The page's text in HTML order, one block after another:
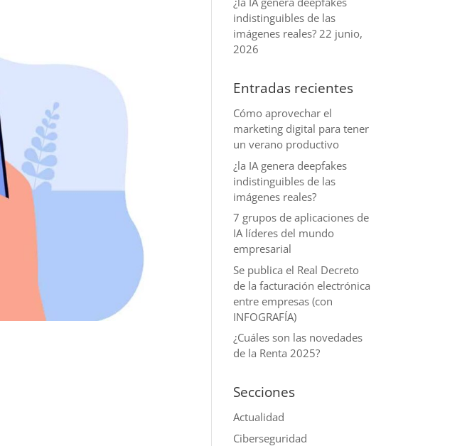
indistinguibles de las
imágenes reales? 22 junio,
2026
Entradas recientes
Cómo aprovechar el
marketing digital para tener
un verano productivo
¿la IA genera deepfakes
indistinguibles de las
imágenes reales?
7 grupos de aplicaciones de
IA líderes del mundo
empresarial
Se publica el Real Decreto
de la facturación electrónica
entre empresas (con
INFOGRAFÍA)
¿Cuáles son las novedades
de la Renta 2025?
Secciones
Actualidad
Ciberseguridad